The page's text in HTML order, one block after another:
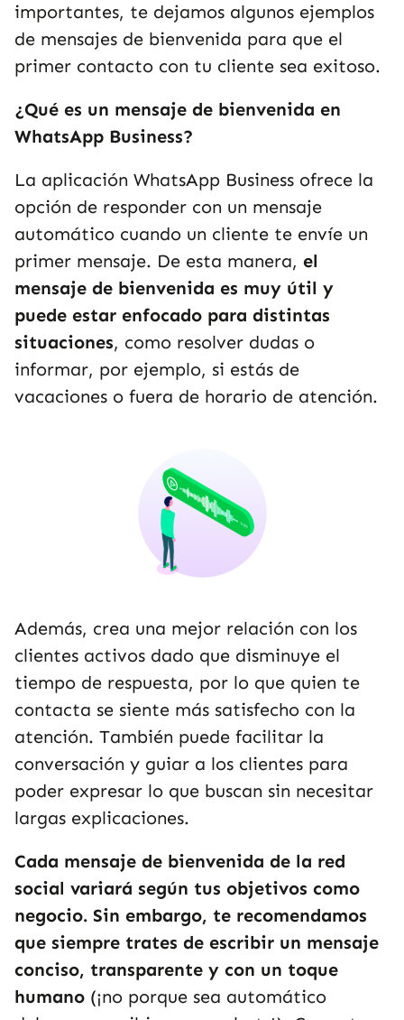
importantes, te dejamos algunos ejemplos
de mensajes de bienvenida para que el
primer contacto con tu cliente sea exitoso.
¿Qué es un mensaje de bienvenida en
WhatsApp Business?
La aplicación WhatsApp Business ofrece la
opción de responder con un mensaje
automático cuando un cliente te envíe un
primer mensaje. De esta manera, el
mensaje de bienvenida es muy útil y
puede estar enfocado para distintas
situaciones, como resolver dudas o
informar, por ejemplo, si estás de
vacaciones o fuera de horario de atención.
Además, crea una mejor relación con los
clientes activos dado que disminuye el
tiempo de respuesta, por lo que quien te
contacta se siente más satisfecho con la
atención. También puede facilitar la
conversación y guiar a los clientes para
poder expresar lo que buscan sin necesitar
largas explicaciones.
Cada mensaje de bienvenida de la red
social variará según tus objetivos como
negocio. Sin embargo, te recomendamos
que siempre trates de escribir un mensaje
conciso, transparente y con un toque
humano (¡no porque sea automático